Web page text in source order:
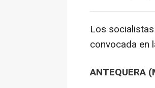
Los
convocada en
ANTEQUERA